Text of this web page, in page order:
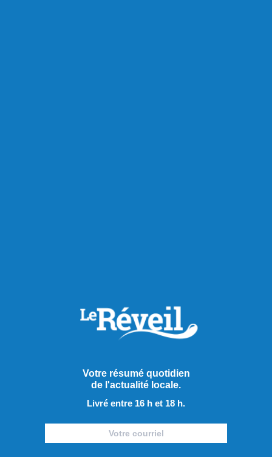
Jeudi 11 juin 2026
Votre résumé quotidien
de l'actualité locale.
Livré entre 16 h et 18 h.